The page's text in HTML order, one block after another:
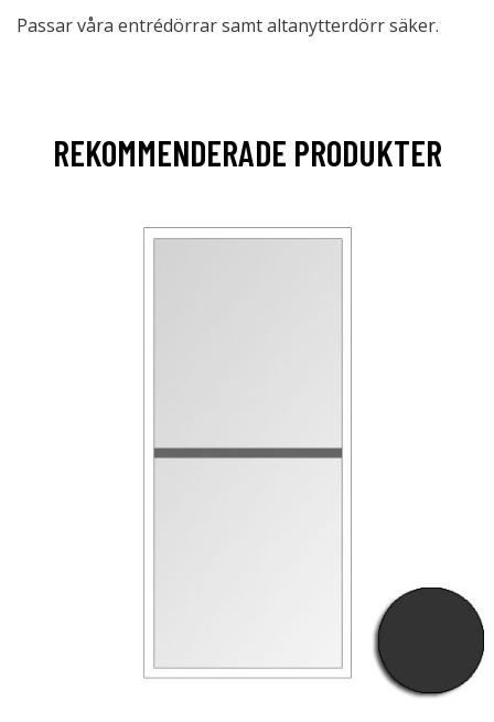
Passar våra entrédörrar samt altanytterdörr säker.
REKOMMENDERADE PRODUKTER